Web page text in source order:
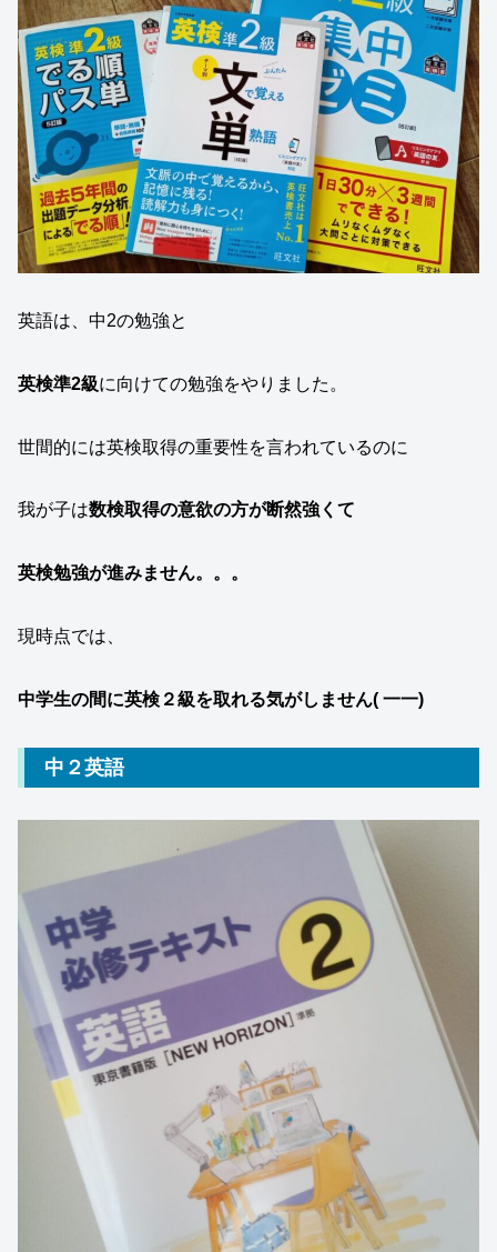
英語は、中2の勉強と
英検準2級に向けての勉強をやりました。
世間的には英検取得の重要性を言われているのに
我が子は数検取得の意欲の方が断然強くて
英検勉強が進みません。。。
現時点では、
中学生の間に英検２級を取れる気がしません( 一一)
中２英語